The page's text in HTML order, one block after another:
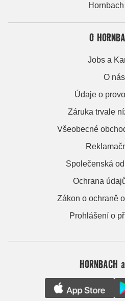
O
Jobs a
O nás
Údaje o
Záruka trvale
Všeobecné
Společenská
Ochrana
Zákon o ochraně
Prohlášení o
HORNBACH